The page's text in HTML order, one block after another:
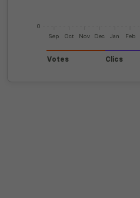
0
Sep Oct Nov Dec Jan Feb
Votes Clics